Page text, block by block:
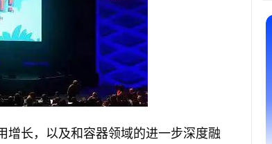
长，以及和容器领域的进一步深度融